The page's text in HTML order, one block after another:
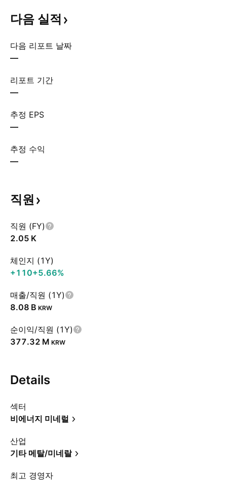
다음 실적
다음 리포트 날짜
—
리포트 기간
—
추정 EPS
—
추정 수익
—
직원
직원 (FY)
‪2.05 K‬
체인지 (1Y)
+110+5.66%
매출/직원 (1Y)
‪8.08 B‬ KRW
순이익/직원 (1Y)
‪377.32 M‬ KRW
Details
섹터
비에너지 미네럴
산업
기타 메탈/미네랄
최고 경영자